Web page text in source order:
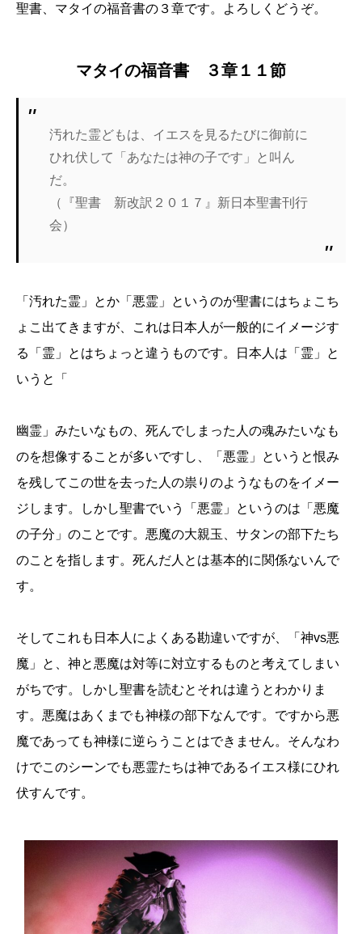
聖書、マタイの福音書の３章です。よろしくどうぞ。
マタイの福音書 ３章１１節
汚れた霊どもは、イエスを見るたびに御前に
ひれ伏して「あなたは神の子です」と叫ん
だ。
（『聖書 新改訳２０１７』新日本聖書刊行
会）
「汚れた霊」とか「悪霊」というのが聖書にはちょこち
ょこ出てきますが、これは日本人が一般的にイメージす
る「霊」とはちょっと違うものです。日本人は「霊」と
いうと「
幽霊」みたいなもの、死んでしまった人の魂みたいなも
のを想像することが多いですし、「悪霊」というと恨み
を残してこの世を去った人の祟りのようなものをイメー
ジします。しかし聖書でいう「悪霊」というのは「悪魔
の子分」のことです。悪魔の大親玉、サタンの部下たち
のことを指します。死んだ人とは基本的に関係ないんで
す。
そしてこれも日本人によくある勘違いですが、「神vs悪
魔」と、神と悪魔は対等に対立するものと考えてしまい
がちです。しかし聖書を読むとそれは違うとわかりま
す。悪魔はあくまでも神様の部下なんです。ですから悪
魔であっても神様に逆らうことはできません。そんなわ
けでこのシーンでも悪霊たちは神であるイエス様にひれ
伏すんです。